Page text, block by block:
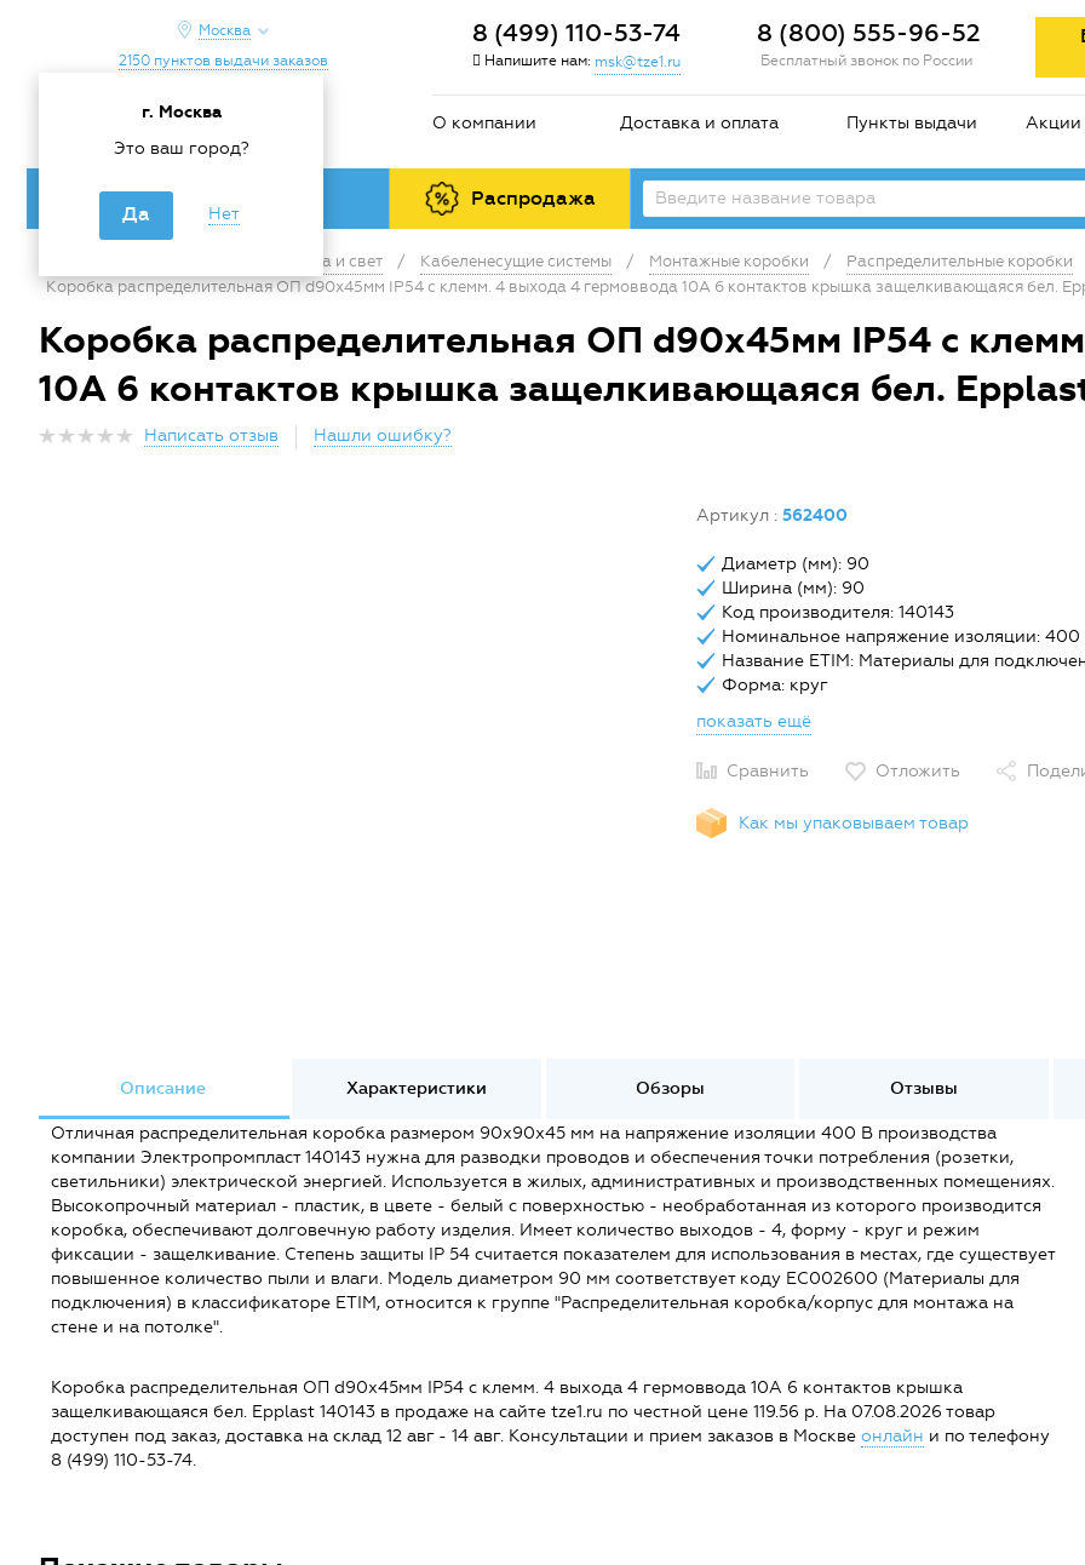
Москва
г. Москва
Это ваш город?
Да Нет
2150 пунктов выдачи заказов
8 (499) 110-53-74
Напишите нам: msk@tze1.ru
8 (800) 555-96-52
Бесплатный звонок по России
О компании Доставка и оплата Пункты выдачи Акции
Каталог товаров Распродажа
Электрика и свет / Кабеленесущие системы / Монтажные коробки / Распределительные коробки
Коробка распределительная ОП d90х45мм IP54 с клемм. 4 выхода 4 гермоввода 10А 6 контактов крышка защелкивающаяся бел.
Коробка распределительная ОП d90х45мм IP54 с
10А 6 контактов крышка защелкивающаяся бел.
Написать отзыв Нашли ошибку?
Артикул : 562400
Диаметр (мм): 90
Ширина (мм): 90
Код производителя: 140143
Номинальное напряжение изоляции: 400
Название ETIM: Материалы для
Форма: круг
показать ещё
Сравнить Отложить
Как мы упаковываем товар
Описание Характеристики Обзоры Отзывы
Отличная распределительная коробка размером 90х90х45 мм на напряжение изоляции 400 В производства
компании Электропромпласт 140143 нужна для разводки проводов и обеспечения точки потребления (розетки,
светильники) электрической энергией. Используется в жилых, административных и производственных помещениях.
Высокопрочный материал - пластик, в цвете - белый с поверхностью - необработанная из которого производится
коробка, обеспечивают долговечную работу изделия. Имеет количество выходов - 4, форму - круг и режим
фиксации - защелкивание. Степень защиты IP 54 считается показателем для использования в местах, где существует
повышенное количество пыли и влаги. Модель диаметром 90 мм соответствует коду EC002600 (Материалы для
подключения) в классификаторе ETIM, относится к группе "Распределительная коробка/корпус для монтажа на
стене и на потолке".
Коробка распределительная ОП d90х45мм IP54 с клемм. 4 выхода 4 гермоввода 10А 6 контактов крышка
защелкивающаяся бел. Epplast 140143 в продаже на сайте tze1.ru по честной цене 119.56 р. На 07.08.2026 товар
доступен под заказ, доставка на склад 12 авг - 14 авг. Консультации и прием заказов в Москве онлайн и по телефону
8 (499) 110-53-74.